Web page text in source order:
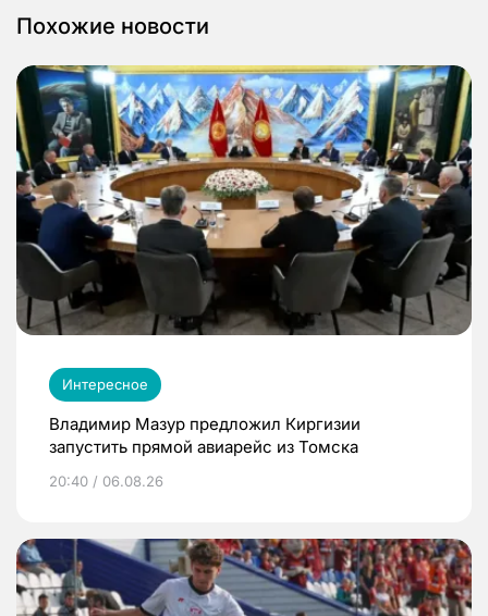
Похожие новости
Интересное
Владимир Мазур предложил Киргизии
запустить прямой авиарейс из Томска
20:40 / 06.08.26